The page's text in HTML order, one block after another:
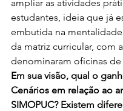
ampliar as atividades
estudantes, ideia que já
embutida na
da matriz curricular, com
denominaram oficinas de
Em sua visão, qual o
Cenários em relação ao
SIMOPUC? Existem